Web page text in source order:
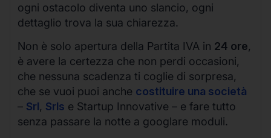
ogni ostacolo diventa uno slancio, ogni
dettaglio trova la sua chiarezza.
Non è solo apertura della Partita IVA in 24 ore,
è avere la certezza che non perdi occasioni,
che nessuna scadenza ti coglie di sorpresa,
che se vuoi puoi anche costituire una società
– Srl, Srls e Startup Innovative – e fare tutto
senza passare la notte a googlare moduli.